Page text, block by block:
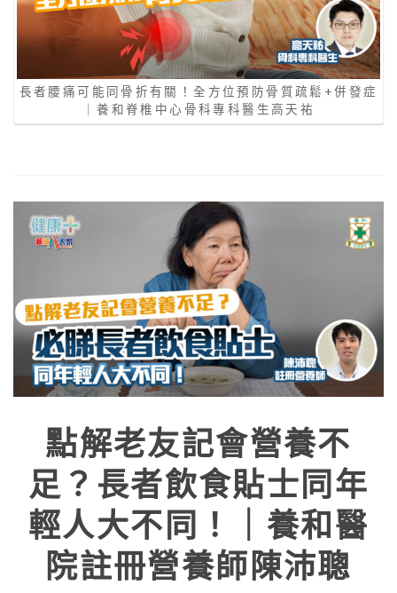
長者腰痛可能同骨折有關！全方位預防骨質疏鬆+併發症
｜養和脊椎中心骨科專科醫生高天𧙗
點解老友記會營養不
足？長者飲食貼士同年
輕人大不同！｜養和醫
院註冊營養師陳沛聰